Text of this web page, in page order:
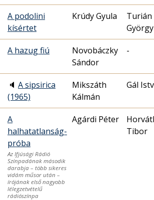
A podolini
kísértet
Krúdy Gyula
Turián
György
A hazug fiú
Novobáczky
Sándor
-
🔈 A sipsirica
(1965)
Mikszáth
Kálmán
Gál
A
halhatatlanság-
próba
Az Ifjúsági Rádió
Színpadának második
darabja – több sikeres
vidám műsor után –
írójának első nagyobb
lélegzetvételű
rádiószínpa
Agárdi Péter